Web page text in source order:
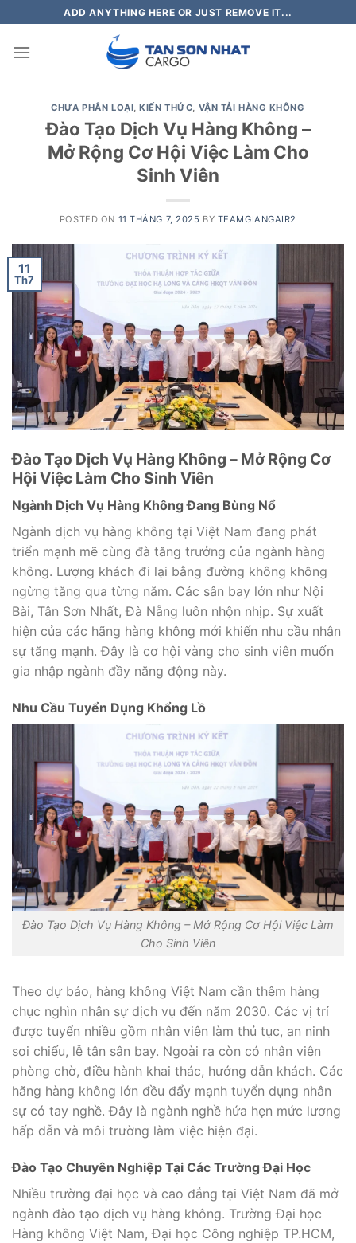
to
content
ADD ANYTHING HERE OR JUST REMOVE IT...
CHƯA PHÂN LOẠI,KIẾN THỨC, VẬN TẢI HÀNG KHÔNG
Đào Tạo Dịch Vụ Hàng Không –
Mở Rộng Cơ Hội Việc Làm Cho
Sinh Viên
POSTED ON 11 THÁNG 7, 2025 BY TEAMGIANGAIR2
11
Th7
Đào Tạo Dịch Vụ Hàng Không – Mở Rộng Cơ
Hội Việc Làm Cho Sinh Viên
Ngành Dịch Vụ Hàng Không Đang Bùng Nổ
Ngành dịch vụ hàng không tại Việt Nam đang phát
triển mạnh mẽ cùng đà tăng trưởng của ngành hàng
không. Lượng khách đi lại bằng đường không không
ngừng tăng qua từng năm. Các sân bay lớn như Nội
Bài, Tân Sơn Nhất, Đà Nẵng luôn nhộn nhịp. Sự xuất
hiện của các hãng hàng không mới khiến nhu cầu nhân
sự tăng mạnh. Đây là cơ hội vàng cho sinh viên muốn
gia nhập ngành đầy năng động này.
Nhu Cầu Tuyển Dụng Khổng Lồ
Đào Tạo Dịch Vụ Hàng Không – Mở Rộng Cơ Hội Việc Làm
Cho Sinh Viên
Theo dự báo, hàng không Việt Nam cần thêm hàng
chục nghìn nhân sự dịch vụ đến năm 2030. Các vị trí
được tuyển nhiều gồm nhân viên làm thủ tục, an ninh
soi chiếu, lễ tân sân bay. Ngoài ra còn có nhân viên
phòng chờ, điều hành khai thác, hướng dẫn khách. Các
hãng hàng không lớn đều đẩy mạnh tuyển dụng nhân
sự có tay nghề. Đây là ngành nghề hứa hẹn mức lương
hấp dẫn và môi trường làm việc hiện đại.
Đào Tạo Chuyên Nghiệp Tại Các Trường Đại Học
Nhiều trường đại học và cao đẳng tại Việt Nam đã mở
ngành đào tạo dịch vụ hàng không. Trường Đại học
Hàng không Việt Nam, Đại học Công nghiệp TP.HCM,